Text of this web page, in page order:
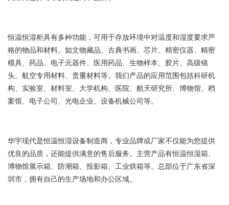
恒温恒湿柜具有多种功能，可用于存放环境中对温度和湿度要求严
格的物品和材料。如文物藏品、古典书画、芯片、精密仪器、精密
模具、药品、电子元器件、医用药品、生物样本、胶片、高级镜
头、航空专用材料、贵重材料等。我们产品的应用范围包括科研机
构、实验室、材料室、大学机构、医院、航天研究所、博物馆、档
案馆、电子公司、光电企业、设备机械公司等。
华宇现代是恒温恒湿设备制造商，专业品牌或厂家不仅能为您提供
优良的品质，还能提供满意的售后服务。主营产品有恒温恒湿箱、
博物馆展示箱、防潮箱、投影箱、工业烘箱等。总部位于广东省深
圳市，拥有自己的生产场地和办公区域。